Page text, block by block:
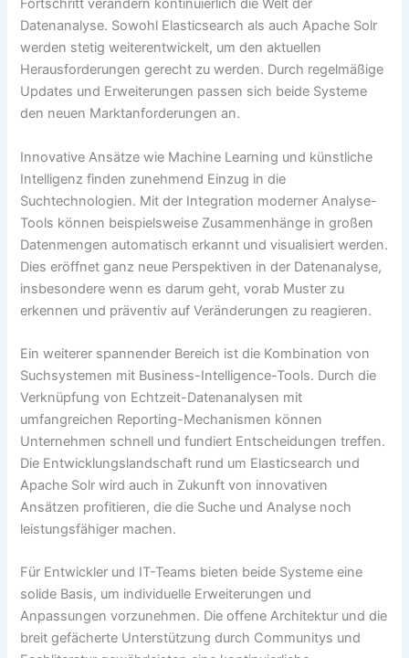
Fortschritt verändern kontinuierlich die Welt der
Datenanalyse. Sowohl Elasticsearch als auch Apache Solr
werden stetig weiterentwickelt, um den aktuellen
Herausforderungen gerecht zu werden. Durch regelmäßige
Updates und Erweiterungen passen sich beide Systeme
den neuen Marktanforderungen an.
Innovative Ansätze wie Machine Learning und künstliche
Intelligenz finden zunehmend Einzug in die
Suchtechnologien. Mit der Integration moderner Analyse-
Tools können beispielsweise Zusammenhänge in großen
Datenmengen automatisch erkannt und visualisiert werden.
Dies eröffnet ganz neue Perspektiven in der Datenanalyse,
insbesondere wenn es darum geht, vorab Muster zu
erkennen und präventiv auf Veränderungen zu reagieren.
Ein weiterer spannender Bereich ist die Kombination von
Suchsystemen mit Business-Intelligence-Tools. Durch die
Verknüpfung von Echtzeit-Datenanalysen mit
umfangreichen Reporting-Mechanismen können
Unternehmen schnell und fundiert Entscheidungen treffen.
Die Entwicklungslandschaft rund um Elasticsearch und
Apache Solr wird auch in Zukunft von innovativen
Ansätzen profitieren, die die Suche und Analyse noch
leistungsfähiger machen.
Für Entwickler und IT-Teams bieten beide Systeme eine
solide Basis, um individuelle Erweiterungen und
Anpassungen vorzunehmen. Die offene Architektur und die
breit gefächerte Unterstützung durch Communitys und